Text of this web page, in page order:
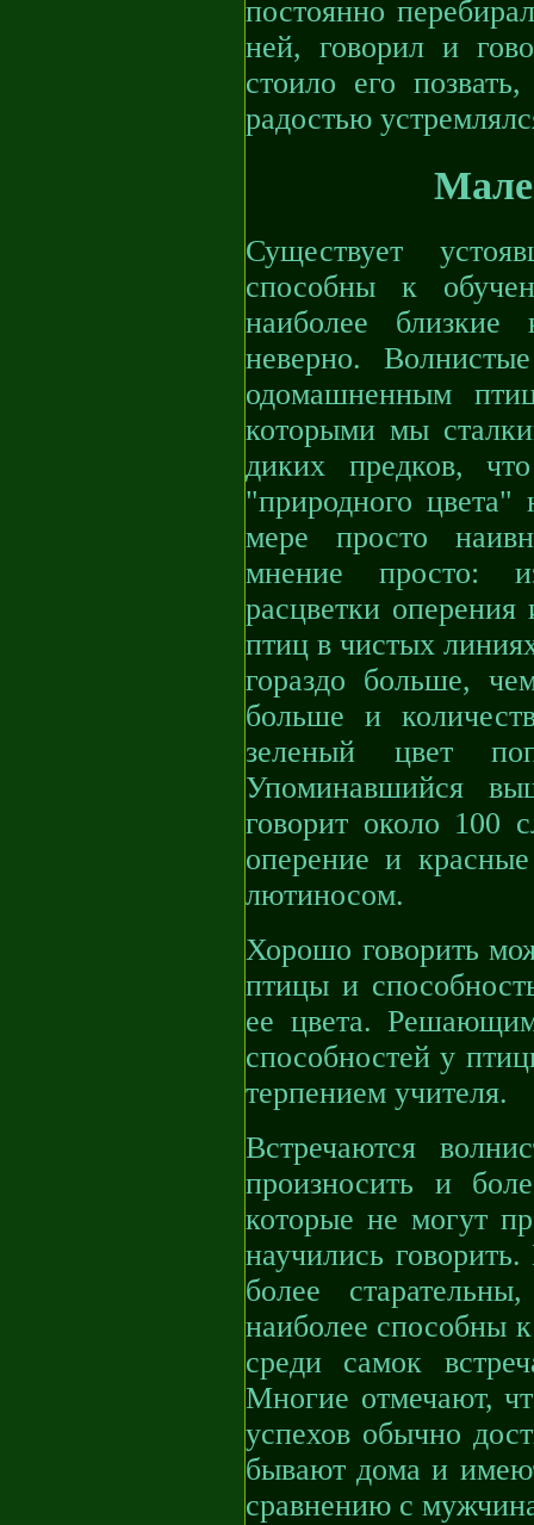
постоянно
ней, говорил и
стоило его
радостью
Существует
способны к
наиболее
неверно.
одомашненным
которыми мы
диких предков,
"природного
мере просто
мнение просто:
расцветки оперения
птиц в чистых
гораздо больше,
больше и
зеленый цвет
Упоминавшийся
говорит около 100
оперение и
лютиносом.
Хорошо говорить
птицы и
ее цвета.
способностей у
терпением учителя.
Встречаются
произносить и
которые не могут
научились
более
наиболее способны
среди самок
Многие отмечают,
успехов обычно
бывают дома и
сравнению с